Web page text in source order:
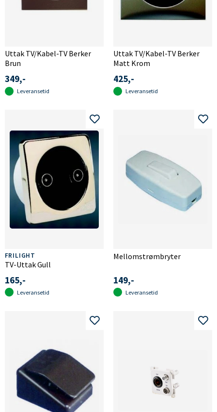
Uttak TV/Kabel-TV Berker
Brun
349,-
Leveransetid
Uttak TV/Kabel-TV Berker
Matt Krom
425,-
Leveransetid
FRILIGHT
TV-Uttak Gull
165,-
Leveransetid
Mellomstrømbryter
149,-
Leveransetid